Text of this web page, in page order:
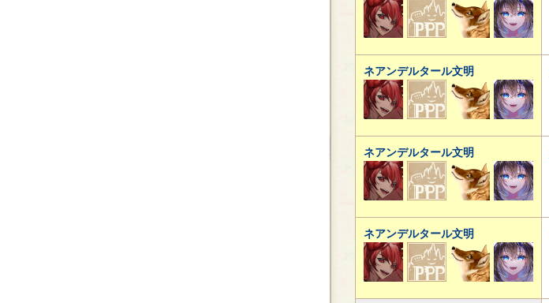
ネアンデルタール文明
ネアンデルタール文明
ネアンデルタール文明